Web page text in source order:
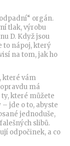
orgán.
tlak, výrobu
D. Když jsou
to nápoj, který
na tom, jak ho
které vám
má
ty, které můžete
jde o to, abyste
jednoduše,
slibů.
odpočinek, a co